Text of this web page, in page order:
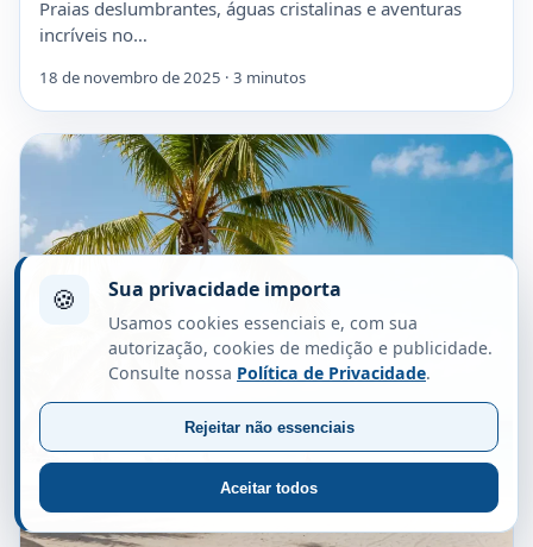
Praias deslumbrantes, águas cristalinas e aventuras
incríveis no…
18 de novembro de 2025 · 3 minutos
🍪 Sua privacidade importa
Usamos cookies essenciais e, com sua
autorização, cookies de medição e publicidade.
Consulte nossa Política de Privacidade.
Aceitar todos
Rejeitar não essenciais